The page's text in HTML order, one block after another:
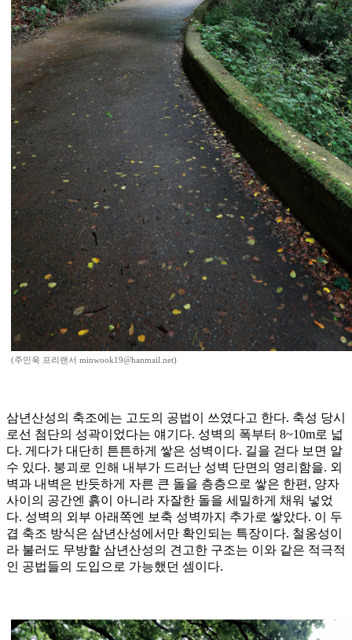
(주민욱 프리랜서 minwook19@hanmail.net)
삼년산성의 축조에는 고도의 공법이 쓰였다고 한다. 축성 당시
로선 첨단의 성곽이었다는 얘기다. 성벽의 폭부터 8~10m로 넓
다. 게다가 대단히 튼튼하게 쌓은 성벽이다. 길을 걷다 보면 알
수 있다. 붕괴로 인해 내부가 드러난 성벽 단면의 영리함을. 외
벽과 내벽은 반듯하게 자른 큰 돌을 층층으로 쌓은 한편, 양자
사이의 공간엔 흙이 아니라 자잘한 돌을 세밀하게 채워 넣었
다. 성벽의 외부 아래쪽엔 보축 성벽까지 추가로 쌓았다. 이 두
겹 축조 방식은 삼년산성에서만 확인되는 특장이다. 철옹성이
라 불러도 무방할 삼년산성의 견고한 구조는 이와 같은 적극적
인 공법들의 도입으로 가능했던 셈이다.